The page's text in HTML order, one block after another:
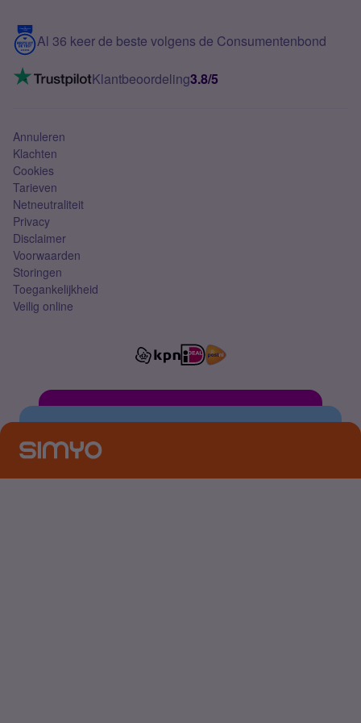
5G internet
Mobiel internet
Mobiel abonnement
Contact
VoLTE 4G bellen
Al 36 keer de beste volgens de Consumentenbond
Klantbeoordeling3.8/5
Annuleren
Klachten
Cookies
Tarieven
Netneutraliteit
Privacy
Disclaimer
Voorwaarden
Storingen
Toegankelijkheid
Veilig online